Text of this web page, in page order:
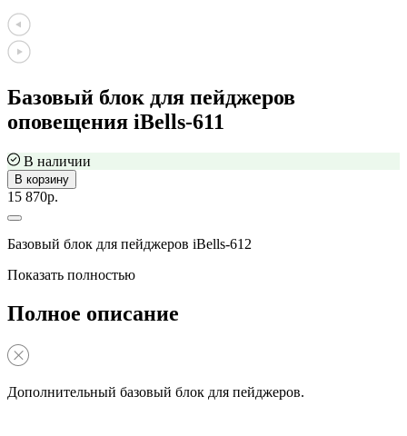
Базовый блок для пейджеров
оповещения iBells-611
В наличии
В корзину
15 870р.
Базовый блок для пейджеров iBells-612
Показать полностью
Полное описание
Дополнительный базовый блок для пейджеров.